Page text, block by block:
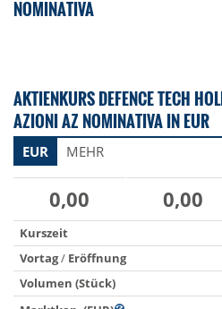
NOMINATIVA
AKTIENKURS DEFENCE TECH
AZIONI AZ NOMINATIVA IN EUR
EUR MEHR
0,00 0,00
Kurszeit
Vortag/ Eröffnung
Volumen (Stück)